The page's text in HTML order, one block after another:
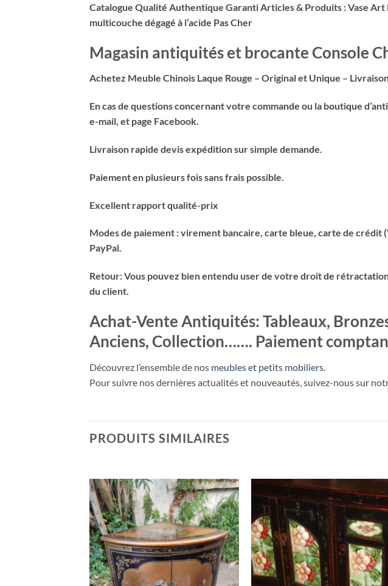
Catalogue Qualité Authentique Garanti Articles & Produits : Vase
multicouche dégagé à l’acide Pas Cher
Magasin antiquités et brocante Console
Achetez Meuble Chinois Laque Rouge – Original et Unique –
En cas de questions concernant votre commande ou la boutique
e-mail, et page Facebook.
Livraison rapide devis expédition sur simple demande.
Paiement en plusieurs fois sans frais possible.
Excellent rapport qualité-prix
Modes de paiement : virement bancaire, carte bleue, carte de
PayPal.
Retour: Vous pouvez bien entendu user de votre droit de
du client.
Achat-Vente Antiquités: Tableaux,
Anciens, Collection……. Paiement
Découvrez l’ensemble de nos meubles et petits mobiliers
Pour suivre nos dernières actualités et nouveautés, suivez-nous sur
PRODUITS SIMILAIRES
RUPTURE DE STOCK RUPTURE DE STOCK